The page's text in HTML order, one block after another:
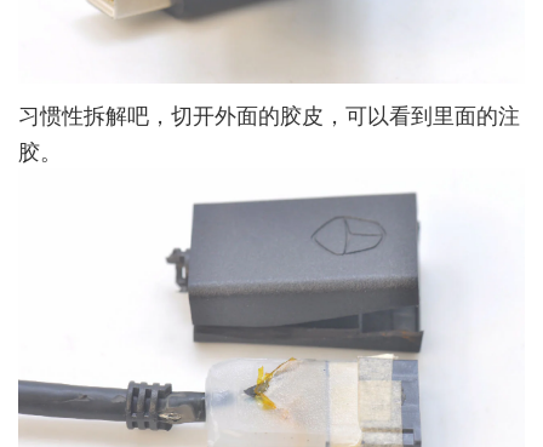
习惯性拆解吧，切开外面的胶皮，可以看到里面的注
胶。